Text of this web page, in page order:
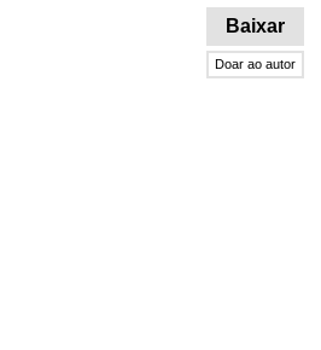
Baixar
Doar ao autor